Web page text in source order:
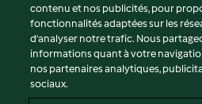
© Copyright 2026
Conditions d'utilisation
Politique de confidentialité
contenu et nos publicités, pour
fonctionnalités adaptées sur les
d’analyser notre trafic. Nous
informations quant à votre
nos partenaires analytiques,
sociaux.